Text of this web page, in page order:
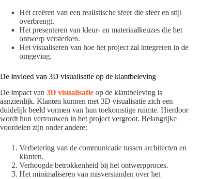
Het creëren van een realistische sfeer die sfeer en stijl
overbrengt.
Het presenteren van kleur- en materiaalkeuzes die het
ontwerp versterken.
Het visualiseren van hoe het project zal integreren in de
omgeving.
De invloed van 3D visualisatie op de klantbeleving
De impact van 3D visualisatie op de klantbeleving is
aanzienlijk. Klanten kunnen met 3D visualisatie zich een
duidelijk beeld vormen van hun toekomstige ruimte. Hierdoor
wordt hun vertrouwen in het project vergroot. Belangrijke
voordelen zijn onder andere:
Verbetering van de communicatie tussen architecten en
klanten.
Verhoogde betrokkenheid bij het ontwerpproces.
Het minimaliseren van misverstanden over het